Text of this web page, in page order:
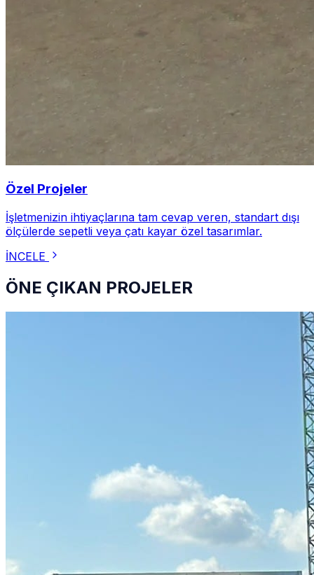
Özel Projeler
İşletmenizin ihtiyaçlarına tam cevap veren, standart dışı
ölçülerde sepetli veya çatı kayar özel tasarımlar.
İNCELE
ÖNE ÇIKAN PROJELER